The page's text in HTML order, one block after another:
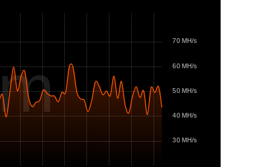
30 MH/s
40 MH/s
50 MH/s
60 MH/s
70 MH/s